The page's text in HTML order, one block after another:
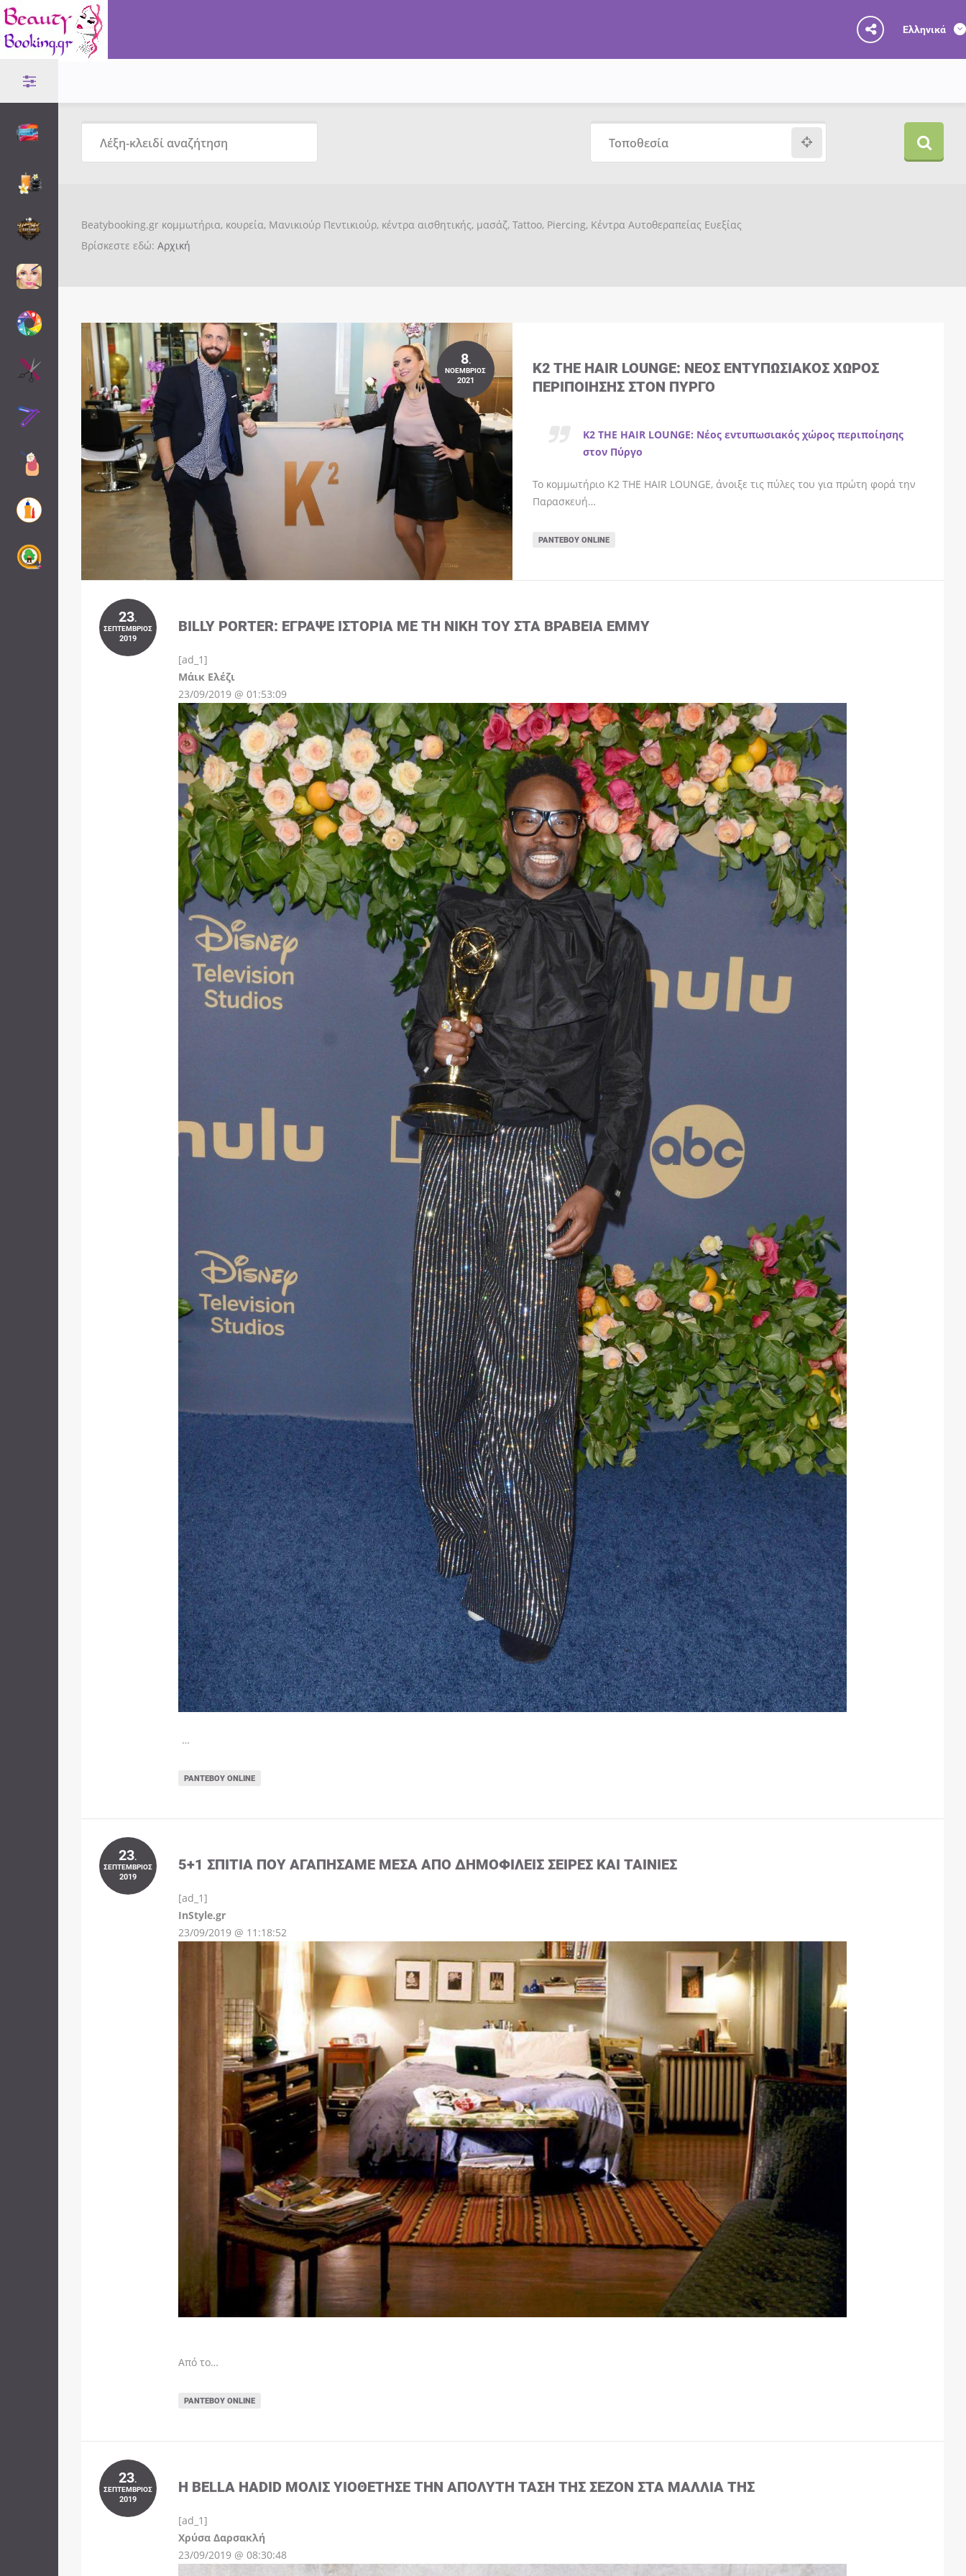
Ελληνικά
Beatybooking.gr κομμωτήρια, κουρεία, Μανικιούρ Πεντικιούρ, κέντρα αισθητικής, μασάζ, Tattoo, Piercing, Κέντρα Αυτοθεραπείας Ευεξίας
Βρίσκεστε εδώ: Αρχική
8.
ΝΟΈΜΒΡΙΟΣ
2021
K2 THE HAIR LOUNGE: ΝΈΟΣ ΕΝΤΥΠΩΣΙΑΚΌΣ ΧΏΡΟΣ
ΠΕΡΙΠΟΊΗΣΗΣ ΣΤΟΝ ΠΎΡΓΟ
K2 THE HAIR LOUNGE: Νέος εντυπωσιακός χώρος περιποίησης
στον Πύργο
Το κομμωτήριο K2 THE HAIR LOUNGE, άνοιξε τις πύλες του για πρώτη φορά την
Παρασκευή…
ΡΑΝΤΕΒΟΎ ONLINE
23.
ΣΕΠΤΈΜΒΡΙΟΣ
2019
BILLY PORTER: ΈΓΡΑΨΕ ΙΣΤΟΡΊΑ ΜΕ ΤΗ ΝΊΚΗ ΤΟΥ ΣΤΑ ΒΡΑΒΕΊΑ EMMY
[ad_1]
Μάικ ΕλέζιInstagram
23/09/2019 @ 01:53:09
…
ΡΑΝΤΕΒΟΎ ONLINE
23.
ΣΕΠΤΈΜΒΡΙΟΣ
2019
5+1 ΣΠΊΤΙΑ ΠΟΥ ΑΓΑΠΉΣΑΜΕ ΜΈΣΑ ΑΠΌ ΔΗΜΟΦΙΛΕΊΣ ΣΕΙΡΈΣ ΚΑΙ ΤΑΙΝΊΕΣ
[ad_1]
InStyle.gr
23/09/2019 @ 11:18:52
Από το…
ΡΑΝΤΕΒΟΎ ONLINE
23.
ΣΕΠΤΈΜΒΡΙΟΣ
2019
Η BELLA HADID ΜΌΛΙΣ ΥΙΟΘΈΤΗΣΕ ΤΗΝ ΑΠΌΛΥΤΗ ΤΆΣΗ ΤΗΣ ΣΕΖΌΝ ΣΤΑ ΜΑΛΛΙΆ ΤΗΣ
[ad_1]
Χρύσα ΔαρσακλήInstagram
23/09/2019 @ 08:30:48